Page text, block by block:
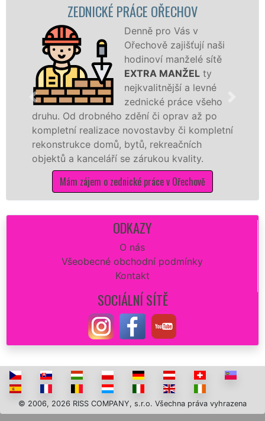
ZEDNICKÉ PRÁCE OŘECHOV
Denně pro Vás v
Ořechově zajišťují naši
hodinoví manželé sítě
EXTRA MANŽELty
nejkvalitnější a levné
zednické práce všeho
Od drobného zdění či oprav až po
realizace novostavby či kompletní
domů, bytů, rekreačních
a kanceláří se zárukou kvality.
Mám zájem o zednické práce v Ořechově
ODKAZY
O nás
Všeobecné obchodní podmínky
Kontakt
SOCIÁLNÍ SÍTĚ
© 2006, 2026 RISS COMPANY, s.r.o. Všechna práva vyhrazena